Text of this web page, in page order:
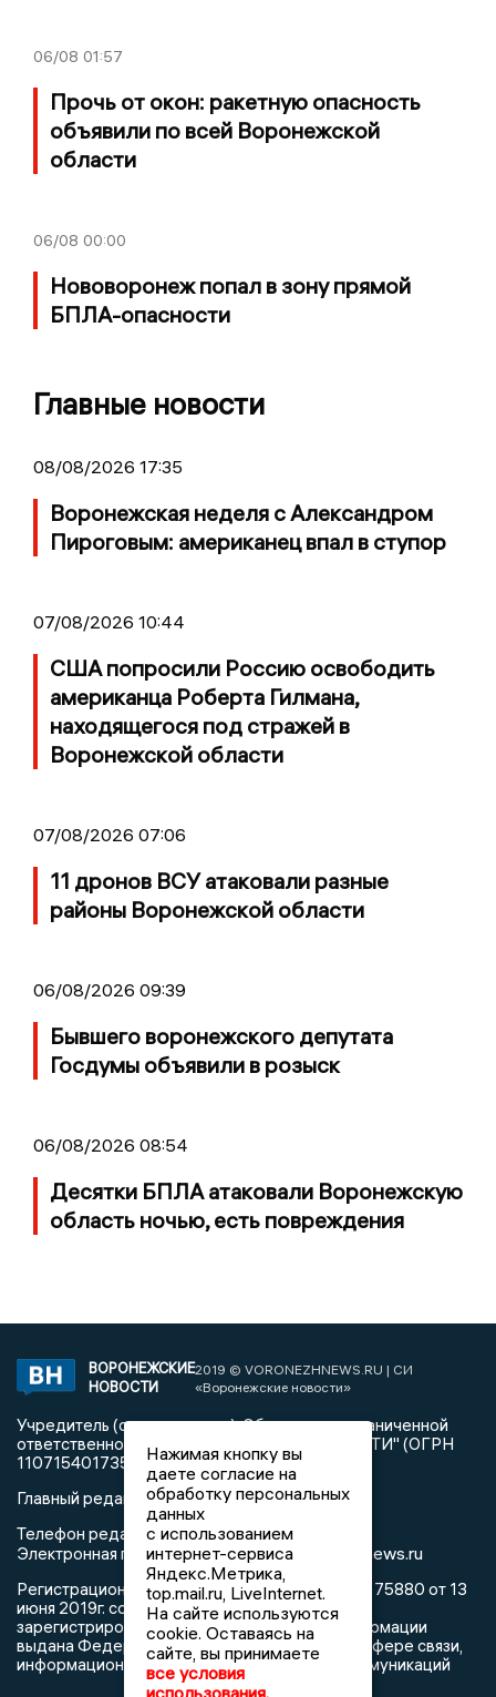
06/08 01:57
Прочь от окон: ракетную опасность
объявили по всей Воронежской
области
06/08 00:00
Нововоронеж попал в зону прямой
БПЛА-опасности
Главные новости
08/08/2026 17:35
Воронежская неделя с Александром
Пироговым: американец впал в ступор
07/08/2026 10:44
США попросили Россию освободить
американца Роберта Гилмана,
находящегося под стражей в
Воронежской области
07/08/2026 07:06
11 дронов ВСУ атаковали разные
районы Воронежской области
06/08/2026 09:39
Бывшего воронежского депутата
Госдумы объявили в розыск
06/08/2026 08:54
Десятки БПЛА атаковали Воронежскую
область ночью, есть повреждения
ВОРОНЕЖСКИЕ
НОВОСТИ
2019 © VORONEZHNEWS.RU | СИ
«Воронежские новости»
Учредитель (соучредители): Общество с ограниченной
ответственностью "РЕГИОНАЛЬНЫЕ НОВОСТИ" (ОГРН
1107154017354)
Главный редактор: Пирогов А.А.
Телефон редакции: +7 (473) 262 77 92
Электронная почта редакции:info@voronezhnews.ru
Регистрационный номер: серия Эл № ФС 77 - 75880 от 13
июня 2019г. согласно выписке из реестра
зарегистрированных средств массовой информации
выдана Федеральной службой по надзору в сфере связи,
информационных технологий и массовых коммуникаций
Нажимая кнопку вы
даете согласие на
обработку персональных
данных
с использованием
интернет-сервиса
Яндекс.Метрика,
top.mail.ru, LiveInternet.
На сайте используются
cookie. Оставаясь на
сайте, вы принимаете
все условия
использования.